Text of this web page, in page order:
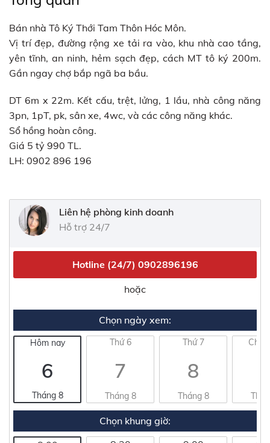
Bán nhà Tô Ký Thới Tam Thôn Hóc Môn.
Vị trí đẹp, đường rộng xe tải ra vào, khu nhà cao tầng,
yên tĩnh, an ninh, hẻm sạch đẹp, cách MT tô ký 200m.
Gần ngay chợ bắp ngã ba bầu.
DT 6m x 22m. Kết cấu, trệt, lửng, 1 lầu, nhà công năng
3pn, 1pT, pk, sân xe, 4wc, và các công năng khác.
Sổ hồng hoàn công.
Giá 5 tỷ 990 TL.
LH: 0902 896 196
Liên hệ phòng kinh doanh
Hỗ trợ 24/7
Hotline (24/7) 0902896196
hoặc
Chọn ngày xem:
Hôm nay
6
Tháng 8
Thứ 6
7
Tháng 8
Thứ 7
8
Tháng 8
Chủ
Chọn khung giờ: